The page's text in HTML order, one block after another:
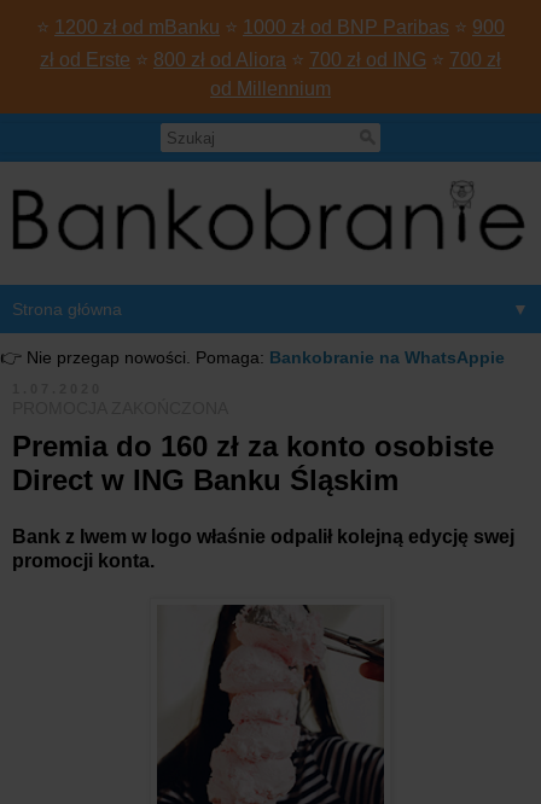
⭐ 1200 zł od mBanku ⭐ 1000 zł od BNP Paribas ⭐ 900
zł od Erste ⭐ 800 zł od Aliora ⭐ 700 zł od ING ⭐ 700 zł
od Millennium
▼
👉 Nie przegap nowości. Pomaga: Bankobranie na WhatsAppie
Premia do 160 zł za konto osobiste
Direct w ING Banku Śląskim
Bank z lwem w logo właśnie odpalił kolejną edycję swej
promocji konta.